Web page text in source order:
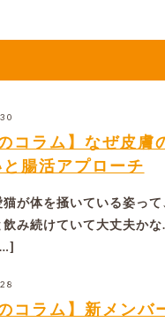
コラム】なぜ皮
腸活アプローチ
が体を掻いている姿っ
飲み続けていて大丈夫か
のコラム】新メン